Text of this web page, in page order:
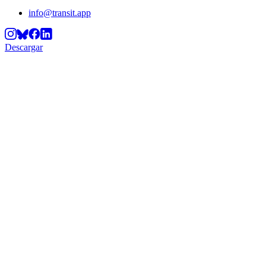
info@transit.app
Descargar